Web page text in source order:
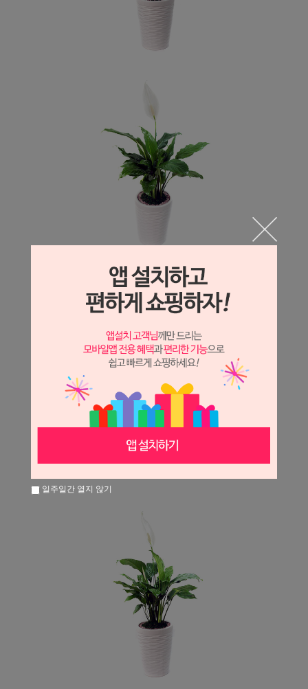
일주일간 열지 않기